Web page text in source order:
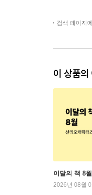
검색 페이지
이 상품의
이달의 책 8
2026년 08월